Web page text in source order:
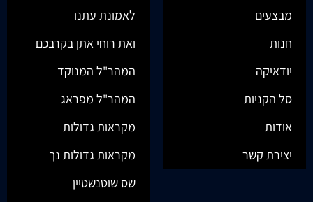
מבצעים
חנות
יודאיקה
סל הקניות
אודות
יצירת קשר
לאמונת עתנו
ואת רוחי אתן בקרבכם
המהר"ל המנוקד
המהר"ל מפראג
מקראות גדולות
מקראות גדולות נך
שס שוטנשטיין